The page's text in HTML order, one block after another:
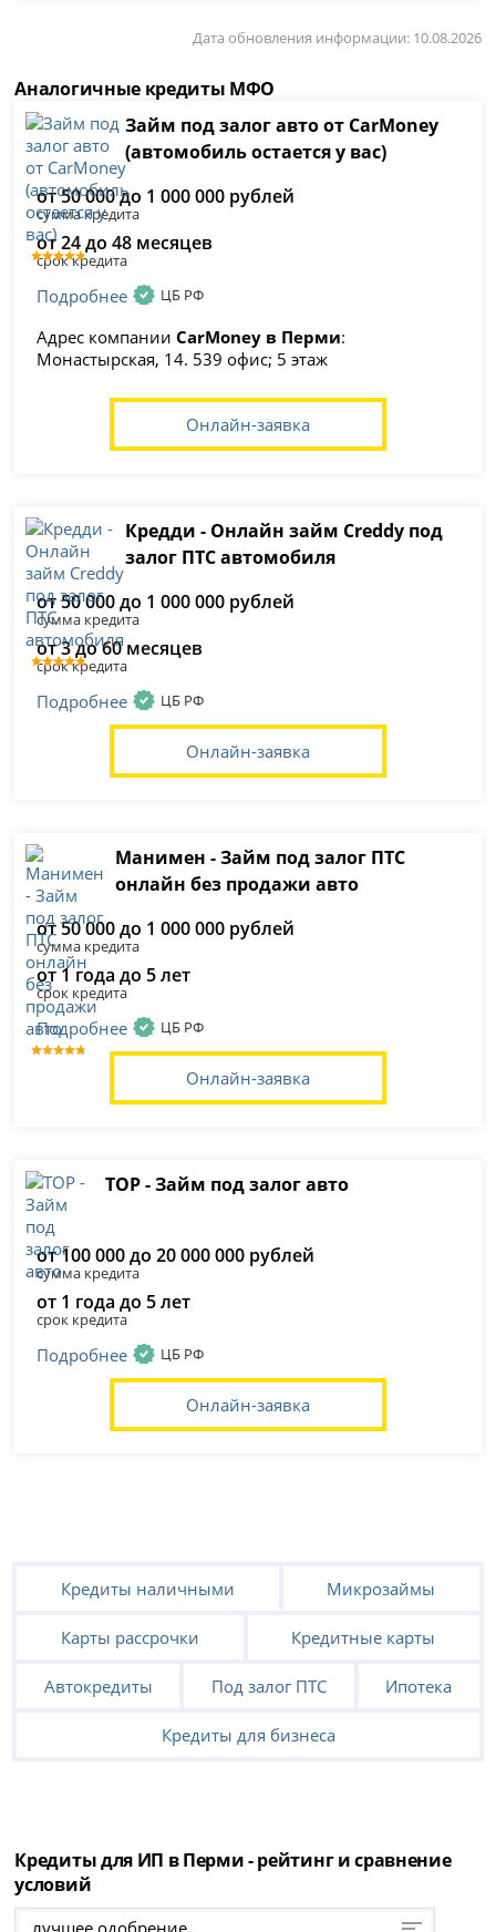
Дата обновления информации: 10.08.2026
Аналогичные кредиты МФО
Займ под залог авто от CarMoney
(автомобиль остается у вас)
от 50 000 до 1 000 000 рублей
сумма кредита
от 24 до 48 месяцев
срок кредита
Подробнее ЦБ РФ
Адрес компанииCarMoney в Перми:
Монастырская, 14. 539 офис; 5 этаж
Онлайн-заявка
Кредди - Онлайн займ Creddy под
залог ПТС автомобиля
от 50 000 до 1 000 000 рублей
сумма кредита
от 3 до 60 месяцев
срок кредита
Подробнее ЦБ РФ
Онлайн-заявка
Манимен - Займ под залог ПТС
онлайн без продажи авто
от 50 000 до 1 000 000 рублей
сумма кредита
от 1 года до 5 лет
срок кредита
Подробнее ЦБ РФ
Онлайн-заявка
ТОР - Займ под залог авто
от 100 000 до 20 000 000 рублей
сумма кредита
от 1 года до 5 лет
срок кредита
Подробнее ЦБ РФ
Онлайн-заявка
Кредиты наличными Микрозаймы
Карты рассрочки Кредитные карты
Автокредиты Под залог ПТС Ипотека
Кредиты для бизнеса
Кредиты для ИП в Перми - рейтинг и сравнение
условий